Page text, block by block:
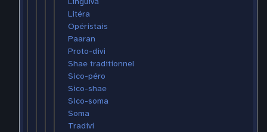
Litéra
Opéristais
Paaran
Proto-divi
Shae traditionnel
Sico-péro
Sico-shae
Sico-soma
Soma
Tradivi